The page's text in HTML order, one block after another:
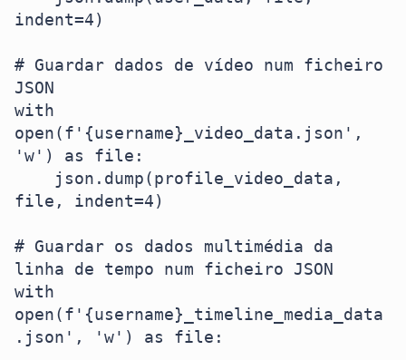
indent=4)
# Guardar dados de vídeo num ficheiro
JSON
with
open(f'{username}_video_data.json',
'w') as file:
file, indent=4)
# Guardar os dados multimédia da
linha de tempo num ficheiro JSON
with
open(f'{username}_timeline_media_data
.json', 'w') as file: